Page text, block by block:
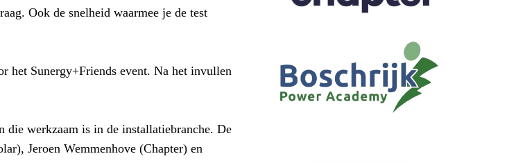
Ook de snelheid waarmee je de test
het Sunergy+Friends event. Na het invullen
die werkzaam is in de installatiebranche. De
Jeroen Wemmenhove (Chapter) en